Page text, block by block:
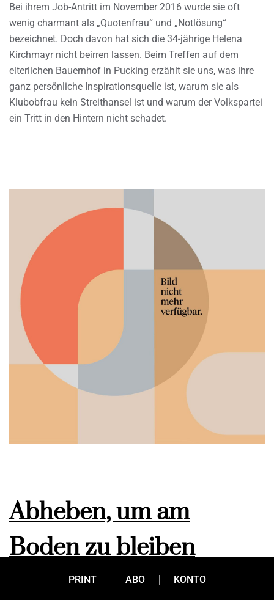
Bei ihrem Job-Antritt im November 2016 wurde sie oft
wenig charmant als „Quotenfrau“ und „Notlösung“
bezeichnet. Doch davon hat sich die 34-jährige Helena
Kirchmayr nicht beirren lassen. Beim Treffen auf dem
elterlichen Bauernhof in Pucking erzählt sie uns, was ihre
ganz persönliche Inspirationsquelle ist, warum sie als
Klubobfrau kein Streithansel ist und warum der Volkspartei
ein Tritt in den Hintern nicht schadet.
Abheben, um am
Boden zu bleiben
PRINT ABO KONTO